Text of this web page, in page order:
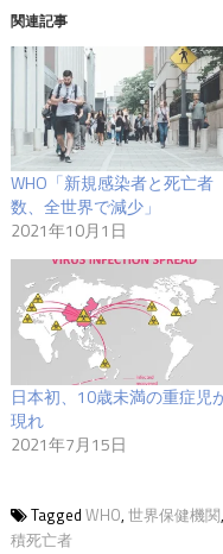
関連記事
WHO「新規感染者と死亡者
数、全世界で減少」
2021年10月1日
日本初、10歳未満の重症児
現れ
2021年7月15日
Tagged WHO, 世界保健機関,
積死亡者